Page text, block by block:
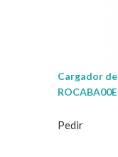
Cargador
Pedir